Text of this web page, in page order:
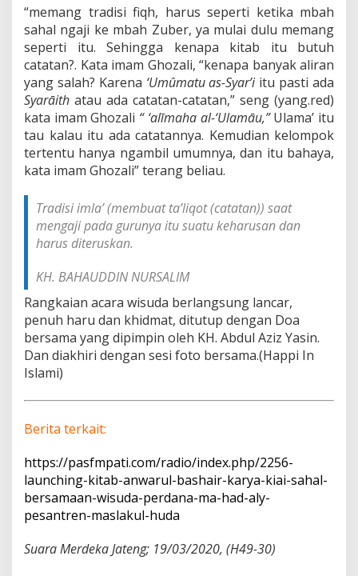
“memang tradisi fiqh, harus seperti ketika mbah
sahal ngaji ke mbah Zuber, ya mulai dulu memang
seperti itu. Sehingga kenapa kitab itu butuh
catatan?. Kata imam Ghozali, “kenapa banyak aliran
yang salah? Karena ‘Umûmatu as-Syar’i itu pasti ada
Syarāith atau ada catatan-catatan,” seng (yang.red)
kata imam Ghozali “ ‘alīmaha al-‘Ulamāu,”Ulama’ itu
tau kalau itu ada catatannya. Kemudian kelompok
tertentu hanya ngambil umumnya, dan itu bahaya,
kata imam Ghozali” terang beliau.
Tradisi imla’ (membuatta’liqot(catatan)) saat
mengaji pada gurunya itu suatu keharusan dan
harus diteruskan.
KH. BAHAUDDIN NURSALIM
Rangkaian acara wisuda berlangsung lancar,
penuh haru dan khidmat, ditutup dengan Doa
bersama yang dipimpin oleh KH. Abdul Aziz Yasin.
Dan diakhiri dengan sesi foto bersama.(Happi In
Islami)
Berita terkait:
https://pasfmpati.com/radio/index.php/2256-
launching-kitab-anwarul-bashair-karya-kiai-sahal-
bersamaan-wisuda-perdana-ma-had-aly-
pesantren-maslakul-huda
Suara Merdeka Jateng; 19/03/2020, (H49-30)